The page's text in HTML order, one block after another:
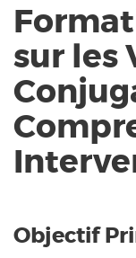
sur les
Objectif